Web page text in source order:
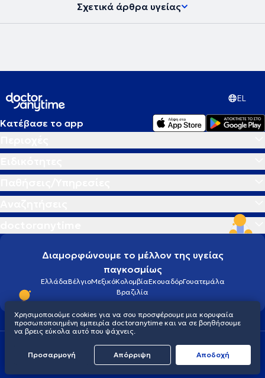
Σχετικά άρθρα υγείας
EL
Κατέβασε το app
Διαμορφώνουμε το μέλλον της υγείας
παγκοσμίως
ΕλλάδαΒέλγιοΜεξικόΚολομβίαΕκουαδόρΓουατεμάλα
Βραζιλία
Πολιτική προστασίας προσωπικού απορρήτου
© 2026 doctoranytime
Χρησιμοποιούμε cookies για να σου προσφέρουμε μια κορυφαία
προσωποποιημένη εμπειρία doctoranytime και να σε βοηθήσουμε
να βρεις εύκολα αυτό που ψάχνεις.
Προσαρμογή Απόρριψη Aποδοχή